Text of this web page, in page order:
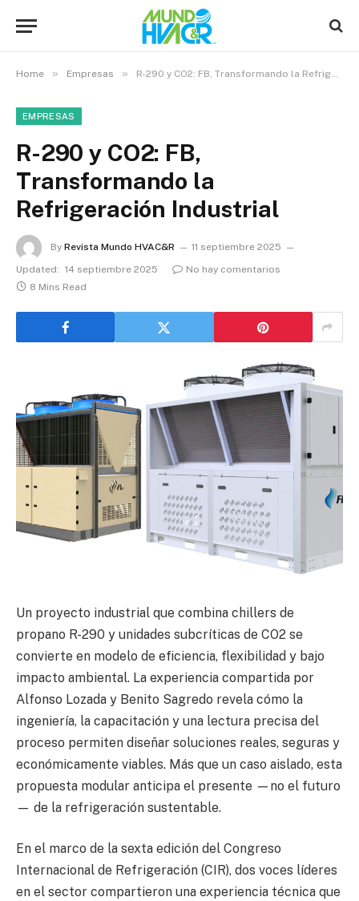
Home » Empresas » R-290 y CO2: FB, Transformando la Refrigeración Industrial
EMPRESAS
R-290 y CO2: FB,
Transformando la
Refrigeración Industrial
By Revista Mundo HVAC&R
11 septiembre 2025
Updated: 14 septiembre 2025
No hay comentarios
8 Mins Read
Un proyecto industrial que combina chillers de
propano R-290 y unidades subcríticas de CO2 se
convierte en modelo de eficiencia, flexibilidad y bajo
impacto ambiental. La experiencia compartida por
Alfonso Lozada y Benito Sagredo revela cómo la
ingeniería, la capacitación y una lectura precisa del
proceso permiten diseñar soluciones reales, seguras y
económicamente viables. Más que un caso aislado, esta
propuesta modular anticipa el presente —no el futuro
— de la refrigeración sustentable.
En el marco de la sexta edición del Congreso
Internacional de Refrigeración (CIR), dos voces líderes
en el sector compartieron una experiencia técnica que